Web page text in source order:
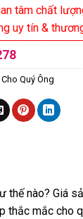
tâm chất
uy tín &
Quý Ông
nào? Giá
mắc cho